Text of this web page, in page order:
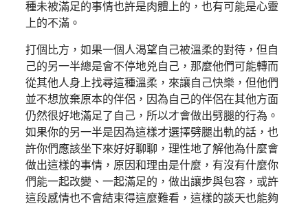
種未被滿足的事情也許是肉體上的，也有可能是心靈
上的不滿。
打個比方，如果一個人渴望自己被溫柔的對待，但自
己的另一半總是會不停地兇自己，那麼他們可能轉而
從其他人身上找尋這種溫柔，來讓自己快樂，但他們
並不想放棄原本的伴侶，因為自己的伴侶在其他方面
仍然很好地滿足了自己，所以才會做出劈腿的行為。
如果你的另一半是因為這樣才選擇劈腿出軌的話，也
許你們應該坐下來好好聊聊，理性地了解他為什麼會
做出這樣的事情，原因和理由是什麼，有沒有什麼你
們能一起改變、一起滿足的，做出讓步與包容，或許
這段感情也不會結束得這麼難看，這樣的談天也能夠